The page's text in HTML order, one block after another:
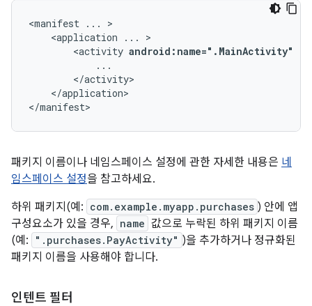
<manifest ...
<application
...
<activity android:name=".MainActivity"
</application>
</manifest>
패키지 이름이나 네임스페이스 설정에 관한 자세한 내용은 네
임스페이스 설정을 참고하세요.
하위 패키지(예: com.example.myapp.purchases ) 안에 앱
구성요소가 있을 경우, name 값으로 누락된 하위 패키지 이름
(예:
".purchases.PayActivity" )을 추가하거나 정규화된
패키지 이름을 사용해야 합니다.
인텐트 필터